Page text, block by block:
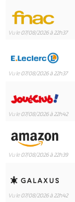
Vu le07/08/2026 à 22h37
Vu le07/08/2026 à 22h37
Vu le07/08/2026 à 22h42
Vu le07/08/2026 à 22h39
Vu le07/08/2026 à 22h42